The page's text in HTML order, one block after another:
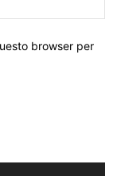
browser per